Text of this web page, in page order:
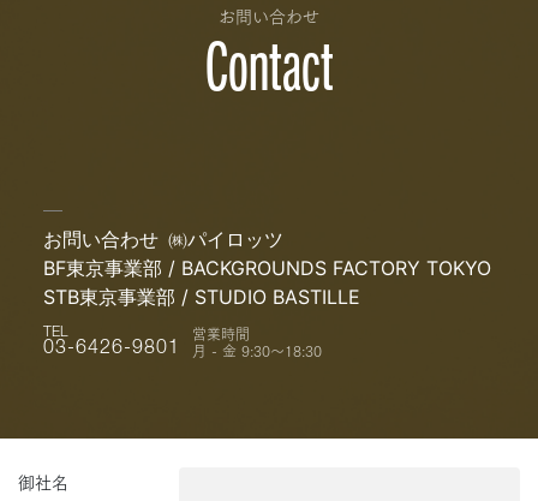
お問い合わせ
Contact
お問い合わせ ㈱パイロッツ
BF東京事業部 / BACKGROUNDS FACTORY TOKYO
STB東京事業部 / STUDIO BASTILLE
TEL
03-6426-9801
営業時間
月 - 金 9:30〜18:30
御社名